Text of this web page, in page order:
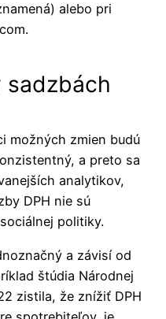
alebo pri
sadzbách
možných zmien budú
a preto sa
analytikov,
DPH nie sú
politiky.
a závisí od
štúdia Národnej
zistila, že znížiť DPH